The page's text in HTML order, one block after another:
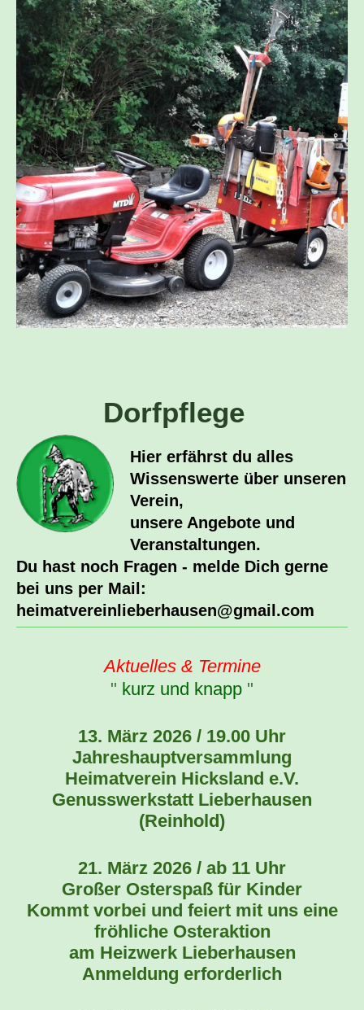
Dorfpflege
Hier erfährst du alles
Wissenswerte über unseren
Verein,
unsere Angebote und
Veranstaltungen.
Du hast noch Fragen - melde Dich gerne
bei uns per Mail:
heimatvereinlieberhausen@gmail.com
Aktuelles & Termine
" kurz und knapp "
13. März 2026 / 19.00 Uhr
Jahreshauptversammlung
Heimatverein Hicksland e.V.
Genusswerkstatt Lieberhausen
(Reinhold)
21. März 2026 / ab 11 Uhr
Großer Osterspaß für Kinder
Kommt vorbei und feiert mit uns eine
fröhliche Osteraktion
am Heizwerk Lieberhausen
Anmeldung erforderlich